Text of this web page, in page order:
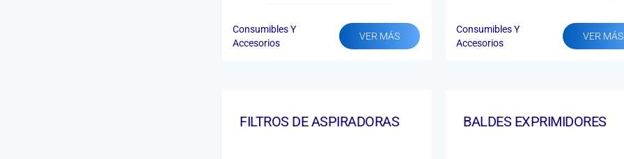
Consumibles Y
Accesorios
VER MÁS
Consumibles Y
Accesorios
VER MÁS
FILTROS DE ASPIRADORAS BALDES EXPRIMIDORES